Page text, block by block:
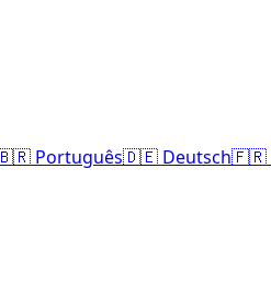
Português🇩🇪 Deutsch🇫🇷